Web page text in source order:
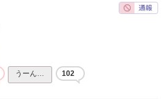
うーん… 102